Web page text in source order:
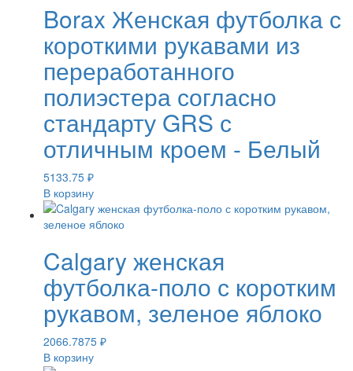
Borax Женская футболка с
короткими рукавами из
переработанного
полиэстера согласно
стандарту GRS с
отличным кроем - Белый
5133.75 ₽
В корзину
Calgary женская
футболка-поло с коротким
рукавом, зеленое яблоко
2066.7875 ₽
В корзину